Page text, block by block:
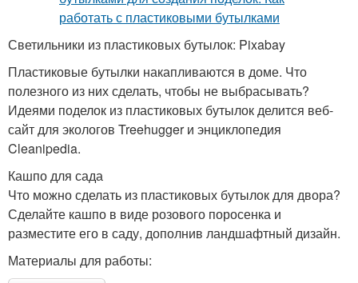
Светильники из пластиковых бутылок: Pixabay
Пластиковые бутылки накапливаются в доме. Что
полезного из них сделать, чтобы не выбрасывать?
Идеями поделок из пластиковых бутылок делится веб-
сайт для экологов Treehugger и энциклопедия
Cleanipedia.
Кашпо для сада
Что можно сделать из пластиковых бутылок для двора?
Сделайте кашпо в виде розового поросенка и
разместите его в саду, дополнив ландшафтный дизайн.
Материалы для работы: